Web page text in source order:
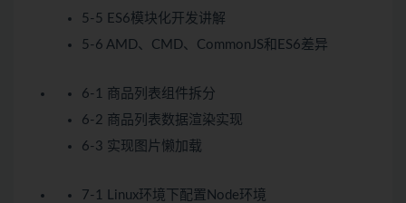
5-5 ES6模块化开发讲解
5-6 AMD、CMD、CommonJS和ES6差异
6-1 商品列表组件拆分
6-2 商品列表数据渲染实现
6-3 实现图片懒加载
7-1 Linux环境下配置Node环境